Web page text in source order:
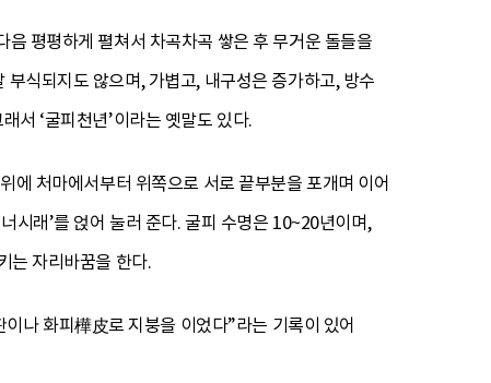
평평하게 펼쳐서 차곡차곡 쌓은 후 무거운 돌들을
식되지도 않으며, 가볍고, 내구성은 증가하고, 방수
서 ‘굴피천년’이라는 옛말도 있다.
에 처마에서부터 위쪽으로 서로 끝부분을 포개며 이어
시래’를 얹어 눌러 준다. 굴피 수명은 10~20년이며,
는 자리바꿈을 한다.
나 화피樺皮로 지붕을 이었다”라는 기록이 있어